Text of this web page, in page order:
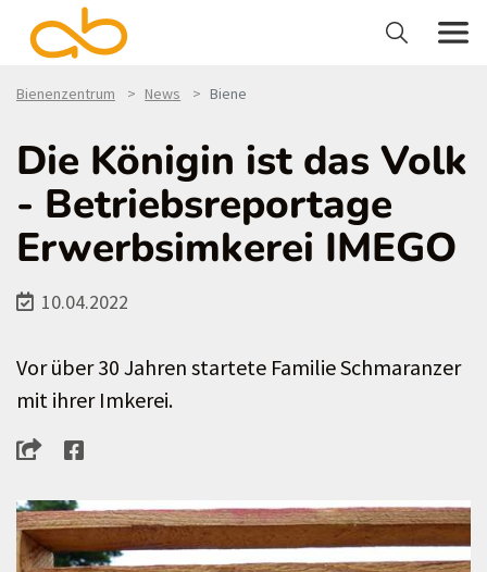
Bienenzentrum News Biene
Die Königin ist das Volk
- Betriebsreportage
Erwerbsimkerei IMEGO
10.04.2022
Vor über 30 Jahren startete Familie Schmaranzer
mit ihrer Imkerei.